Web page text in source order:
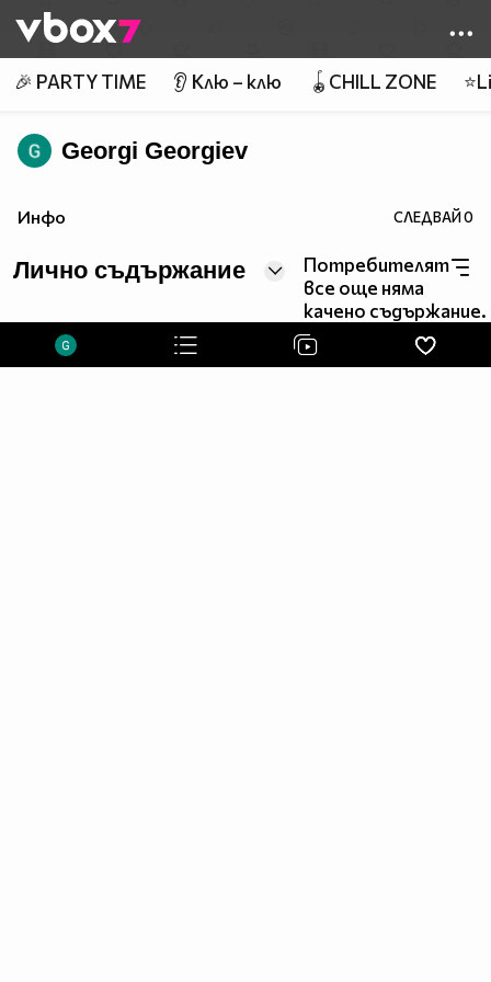
👾
🎉 PARTY TIME 👂 Клю – клю 🪀CHILL ZONE
Georgi Georgiev
Инфо СЛЕДВАЙ0
Лично съдържание
Потребителят
все още няма
качено съдържание.